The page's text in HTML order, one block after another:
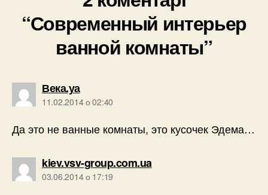
“Современный интерьер
ванной комнаты”
Века.уаговорить:
11.02.2014 о 02:40
Да это не ванные комнаты, это кусочек Эдема…
kiev.vsv-group.com.uaговорить:
03.06.2014 о 17:19